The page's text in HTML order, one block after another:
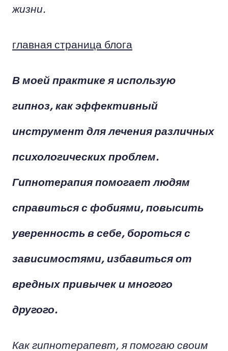
жизни.
главная страница блога
В моей практике я использую
гипноз, как эффективный
инструмент для лечения различных
психологических проблем.
Гипнотерапия помогает людям
справиться с фобиями, повысить
уверенность в себе, бороться с
зависимостями, избавиться от
вредных привычек и многого
другого.
Как гипнотерапевт, я помогаю своим